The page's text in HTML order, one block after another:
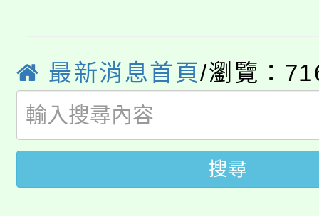
生本土語及新住民語歌
代理(課)教師甄選結果(
公告本校115學年度第
代理(課)教師甄選結果(
轉知中國文化大學推廣
《TA101》溝通分析基
轉知苗栗縣政府辦理
桃園市115學年度學生
最新消息首頁/瀏覽：
搜尋